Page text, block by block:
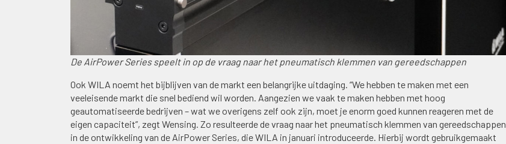
De AirPower Series speelt in op de vraag naar het pneumatisch klemmen van gereedschappen
Ook WILA noemt het bijblijven van de markt een belangrijke uitdaging. “We hebben te maken met een
veeleisende markt die snel bediend wil worden. Aangezien we vaak te maken hebben met hoog
geautomatiseerde bedrijven – wat we overigens zelf ook zijn, moet je enorm goed kunnen reageren met de
eigen capaciteit”, zegt Wensing. Zo resulteerde de vraag naar het pneumatisch klemmen van gereedschappen
in de ontwikkeling van de AirPower Series, die WILA in januari introduceerde. Hierbij wordt gebruikgemaakt